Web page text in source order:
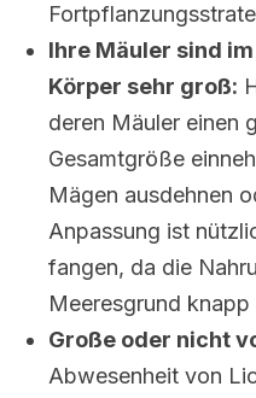
Ihre Mäuler sind
Körper sehr groß:
deren Mäuler einen
Gesamtgröße
Mägen ausdehnen
Anpassung ist
fangen, da die
Meeresgrund knapp
Große oder nicht
Abwesenheit von